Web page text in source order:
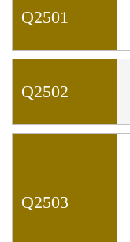
Q2501
Q2502
Q2503